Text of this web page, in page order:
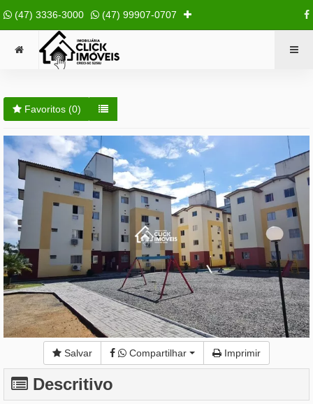
(47) 3336-3000 (47) 99907-0707
Favoritos (0)
Salvar Compartilhar Imprimir
Descritivo